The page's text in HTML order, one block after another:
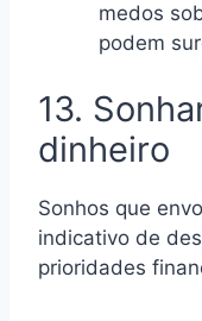
medos
podem
13.
dinheiro
Sonhos que
indicativo de
prioridades